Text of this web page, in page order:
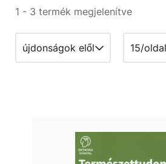
1 - 3 termék megjelenítve